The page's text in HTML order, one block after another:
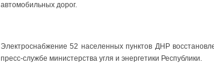
автомобильных дорог.
Электроснабжение 52 населенных пунктов ДНР
пресс-службе министерства угля и энергетики Республики.